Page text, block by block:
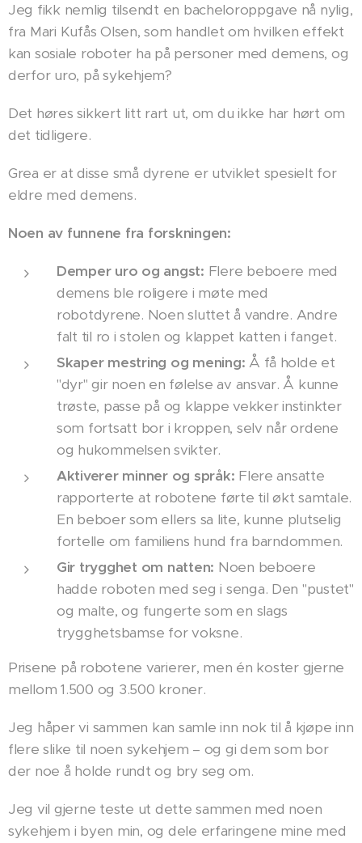
Jeg fikk nemlig tilsendt en bacheloroppgave nå nylig,
fra Mari Kufås Olsen, som handlet om hvilken effekt
kan sosiale roboter ha på personer med demens, og
derfor uro, på sykehjem?
Det høres sikkert litt rart ut, om du ikke har hørt om
det tidligere.
Grea er at disse små dyrene er utviklet spesielt for
eldre med demens.
Noen av funnene fra forskningen:
Demper uro og angst: Flere beboere med
demens ble roligere i møte med
robotdyrene. Noen sluttet å vandre. Andre
falt til ro i stolen og klappet katten i fanget.
Skaper mestring og mening: Å få holde et
"dyr" gir noen en følelse av ansvar. Å kunne
trøste, passe på og klappe vekker instinkter
som fortsatt bor i kroppen, selv når ordene
og hukommelsen svikter.
Aktiverer minner og språk: Flere ansatte
rapporterte at robotene førte til økt samtale.
En beboer som ellers sa lite, kunne plutselig
fortelle om familiens hund fra barndommen.
Gir trygghet om natten: Noen beboere
hadde roboten med seg i senga. Den "pustet"
og malte, og fungerte som en slags
trygghetsbamse for voksne.
Prisene på robotene varierer, men én koster gjerne
mellom 1.500 og 3.500 kroner.
Jeg håper vi sammen kan samle inn nok til å kjøpe inn
flere slike til noen sykehjem – og gi dem som bor
der noe å holde rundt og bry seg om.
Jeg vil gjerne teste ut dette sammen med noen
sykehjem i byen min, og dele erfaringene mine med